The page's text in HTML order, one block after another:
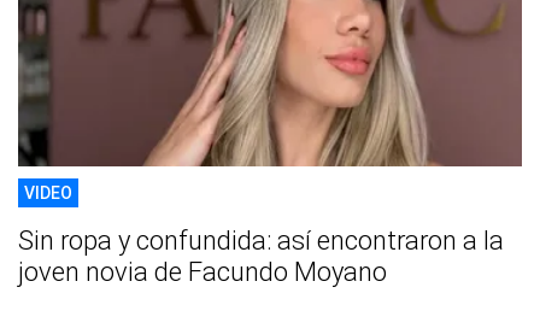
VIDEO
Sin ropa y confundida: así encontraron a la
joven novia de Facundo Moyano